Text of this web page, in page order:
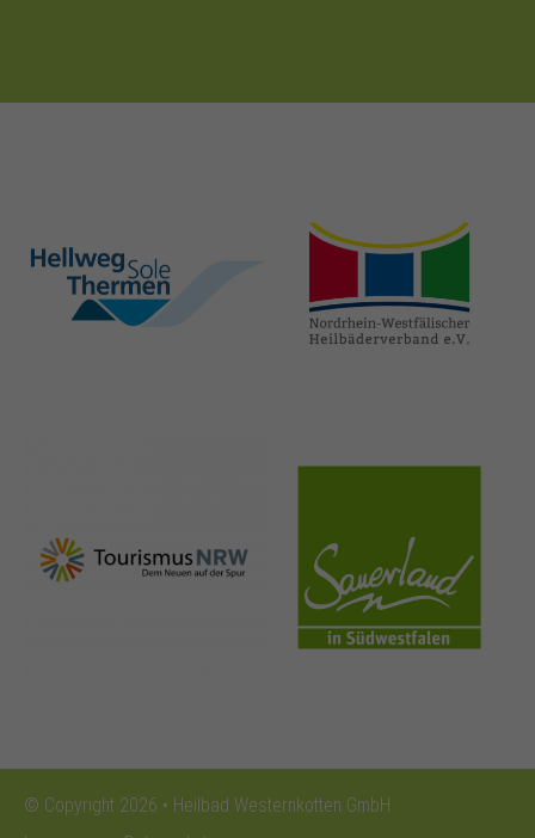
hellweg-sole-
thermen.de
heilbaeder.de
nrw-
tourismus.de
sauerland.co
m
© Copyright 2026 • Heilbad Westernkotten GmbH